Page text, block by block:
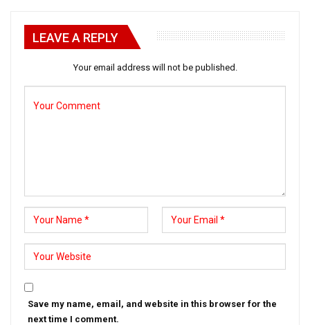
LEAVE A REPLY
Your email address will not be published.
Save my name, email, and website in this browser for the
next time I comment.